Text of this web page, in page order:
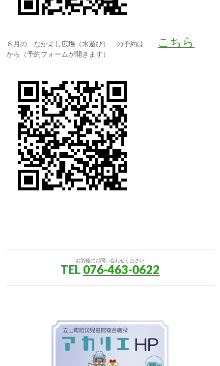
８月の なかよし広場（水遊び） の予約は こちら
から（予約フォームが開きます）
お気軽にお問い合わせください
TEL 076-463-0622